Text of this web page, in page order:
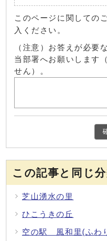
このページに関しての
入ください。
（注意）お答えが必要
当部署へお願いします
せん）。
この記事と同じ
芝山湧水の里
ひこうきの丘
空の駅 風和里(ふわ